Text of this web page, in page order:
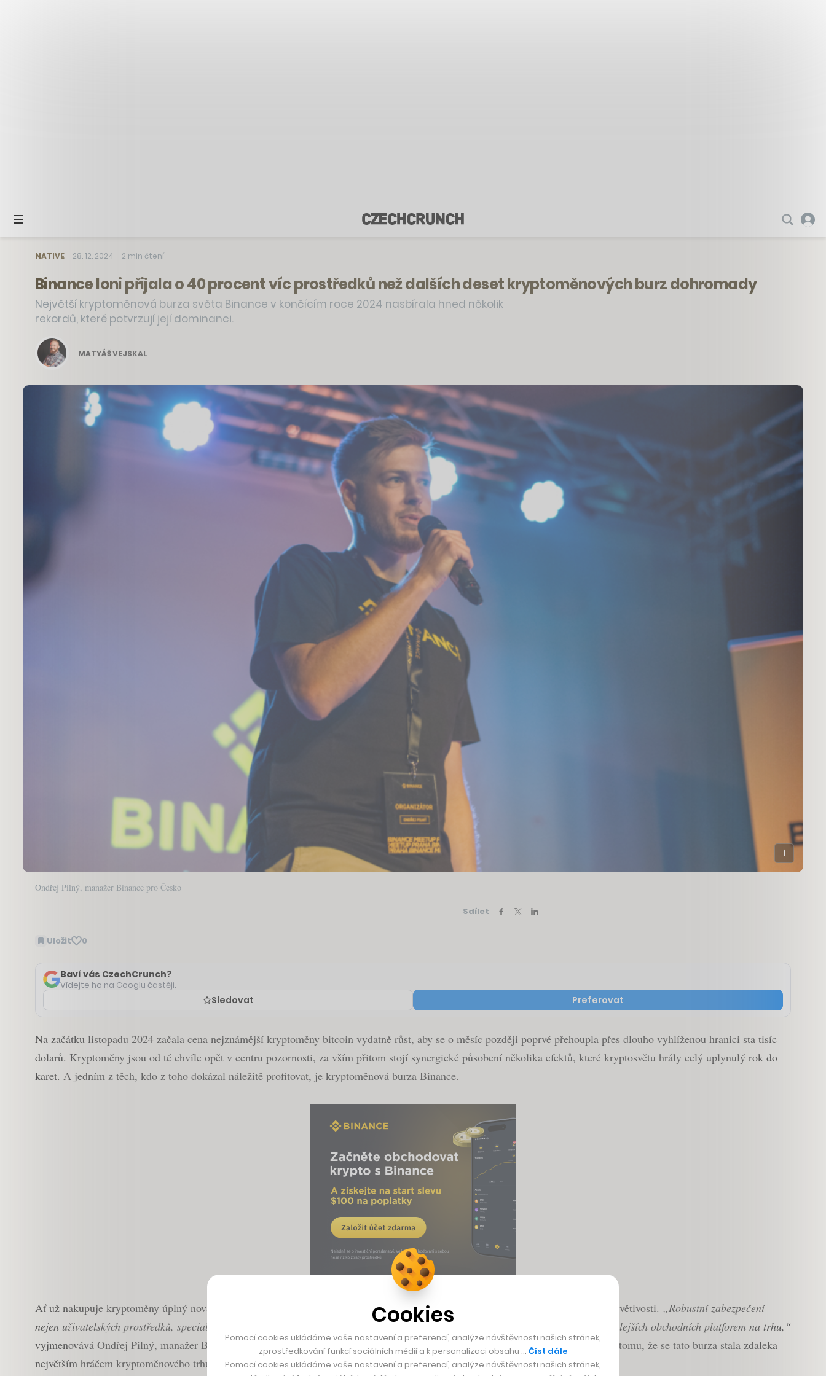
NATIVE– 28. 12. 2024 – 2 min čtení
Binance loni přijala o 40 procent víc prostředků než dalších deset kryptoměnových burz dohromady
Největší kryptoměnová burza světa Binance v končícím roce 2024 nasbírala hned několik
rekordů, které potvrzují její dominanci.
MATYÁŠ VEJSKAL
Ondřej Pilný, manažer Binance pro Česko
Sdílet
Uložit 0
Baví vás CzechCrunch?
Vídejte ho na Googlu častěji.
Sledovat Preferovat
Na začátku listopadu 2024 začala cena nejznámější kryptoměny bitcoin vydatně růst, aby se o měsíc později poprvé přehoupla přes dlouho vyhlíženou hranici sta tisíc
dolarů. Kryptoměny jsou od té chvíle opět v centru pozornosti, za vším přitom stojí synergické působení několika efektů, které kryptosvětu hrály celý uplynulý rok do
karet. A jedním z těch, kdo z toho dokázal náležitě profitovat, je kryptoměnová burza Binance.
Ať už nakupuje kryptoměny úplný nováček, nebo zkušený investor, často volí právě Binance, a to zejména kvůli její uživatelské přívětivosti. „Robustní zabezpečení
nejen uživatelských prostředků, specializované pojišťovací fondy jako Secure Asset Fund for Users, ale i to, že jsme jedna z nejrychlejších obchodních platforem na trhu,“
vyjmenovává Ondřej Pilný, manažer Binance pro Česko, silné stránky, jež spolu s přehlednoumobilní aplikací Binance přispěly k tomu, že se tato burza stala zdaleka
největším hráčem kryptoměnového trhu – využívá ji na 244 milionů uživatelů po celém světě.
Cookies
Pomocí cookies ukládáme vaše nastavení a preferencí, analýze návštěvnosti našich stránek,
zprostředkování funkcí sociálních médií a k personalizaci obsahu … Číst dále
Pomocí cookies ukládáme vaše nastavení a preferencí, analýze návštěvnosti našich stránek,